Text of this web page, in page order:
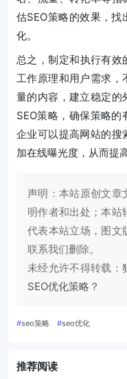
估SEO策略的效果，
化。
总之，制定和执行有效
工作原理和用户需求
量的内容，建立稳定的
SEO策略，确保策略的
企业可以提高网站的搜
加在线曝光度，从而提
声明：本站原创文章
明作者和出处；本站
代表本站立场，图文
联系我们删除。
未经允许不得转载：
SEO优化策略？
#seo策略 #seo优化
推荐阅读